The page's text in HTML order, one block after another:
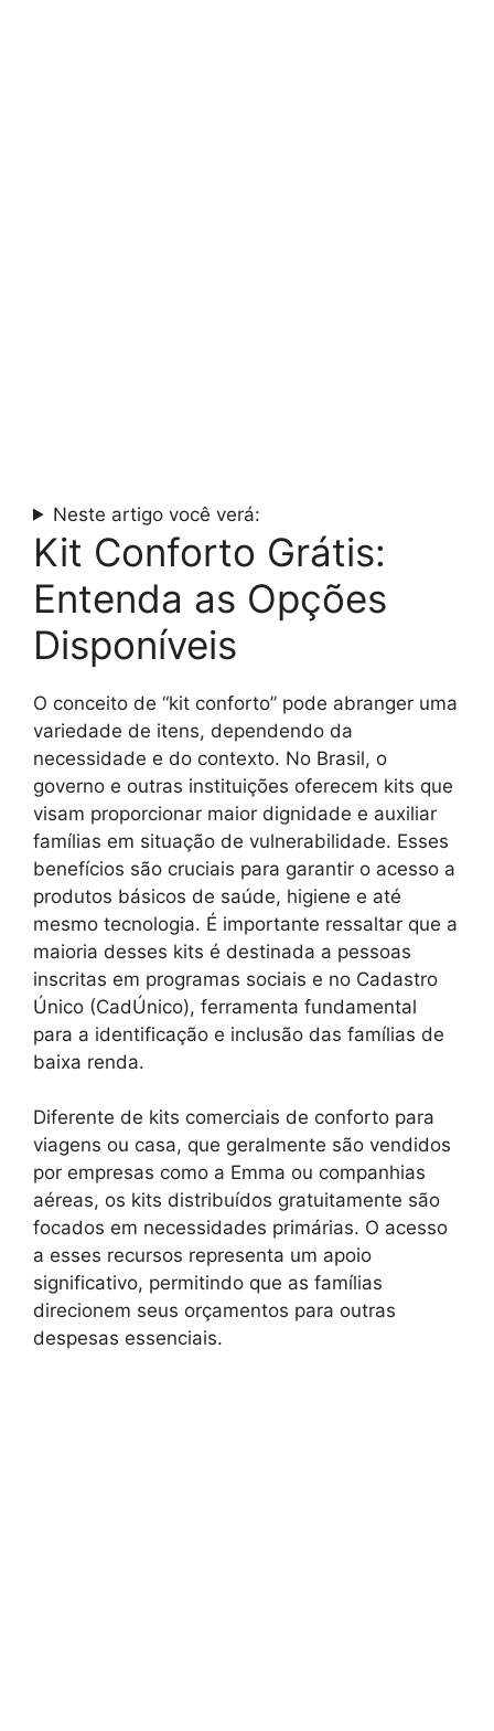
Neste artigo você verá:
Kit Conforto Grátis:
Entenda as Opções
Disponíveis
O conceito de “kit conforto” pode abranger uma
variedade de itens, dependendo da
necessidade e do contexto. No Brasil, o
governo e outras instituições oferecem kits que
visam proporcionar maior dignidade e auxiliar
famílias em situação de vulnerabilidade. Esses
benefícios são cruciais para garantir o acesso a
produtos básicos de saúde, higiene e até
mesmo tecnologia. É importante ressaltar que a
maioria desses kits é destinada a pessoas
inscritas em programas sociais e no Cadastro
Único (CadÚnico), ferramenta fundamental
para a identificação e inclusão das famílias de
baixa renda.
Diferente de kits comerciais de conforto para
viagens ou casa, que geralmente são vendidos
por empresas como a Emma ou companhias
aéreas, os kits distribuídos gratuitamente são
focados em necessidades primárias. O acesso
a esses recursos representa um apoio
significativo, permitindo que as famílias
direcionem seus orçamentos para outras
despesas essenciais.